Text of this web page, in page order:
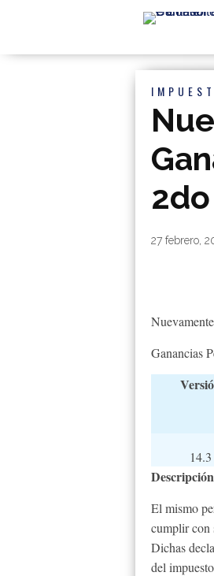
By|
27 febrero,
Ganancias
14.3
Descripción
El mismo
cumplir con
Dichas
del